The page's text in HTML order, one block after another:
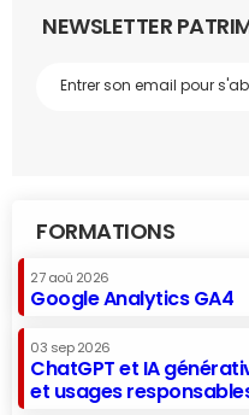
NEWSLETTER
FORMATIONS
27 aoû 2026
Google Analytics GA4
03 sep 2026
ChatGPT et IA
et usages